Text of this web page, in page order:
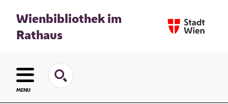
Wienbibliothek im
Rathaus
MENU